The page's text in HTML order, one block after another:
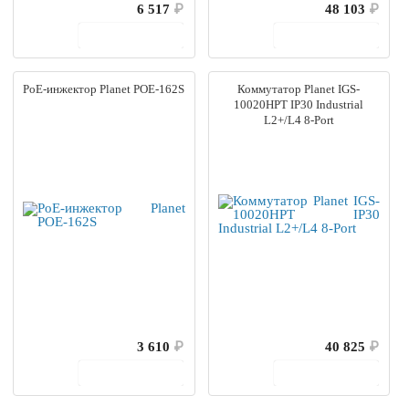
6 517 ₽
48 103 ₽
PoE-инжектор Planet POE-162S
3 610 ₽
Коммутатор Planet IGS-
10020HPT IP30 Industrial
L2+/L4 8-Port
40 825 ₽